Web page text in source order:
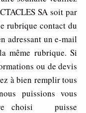
SA soit par
rubrique contact du
adressant un e-mail
même rubrique. Si
ou de devis
à bien remplir tous
puissions vous
choisi puisse